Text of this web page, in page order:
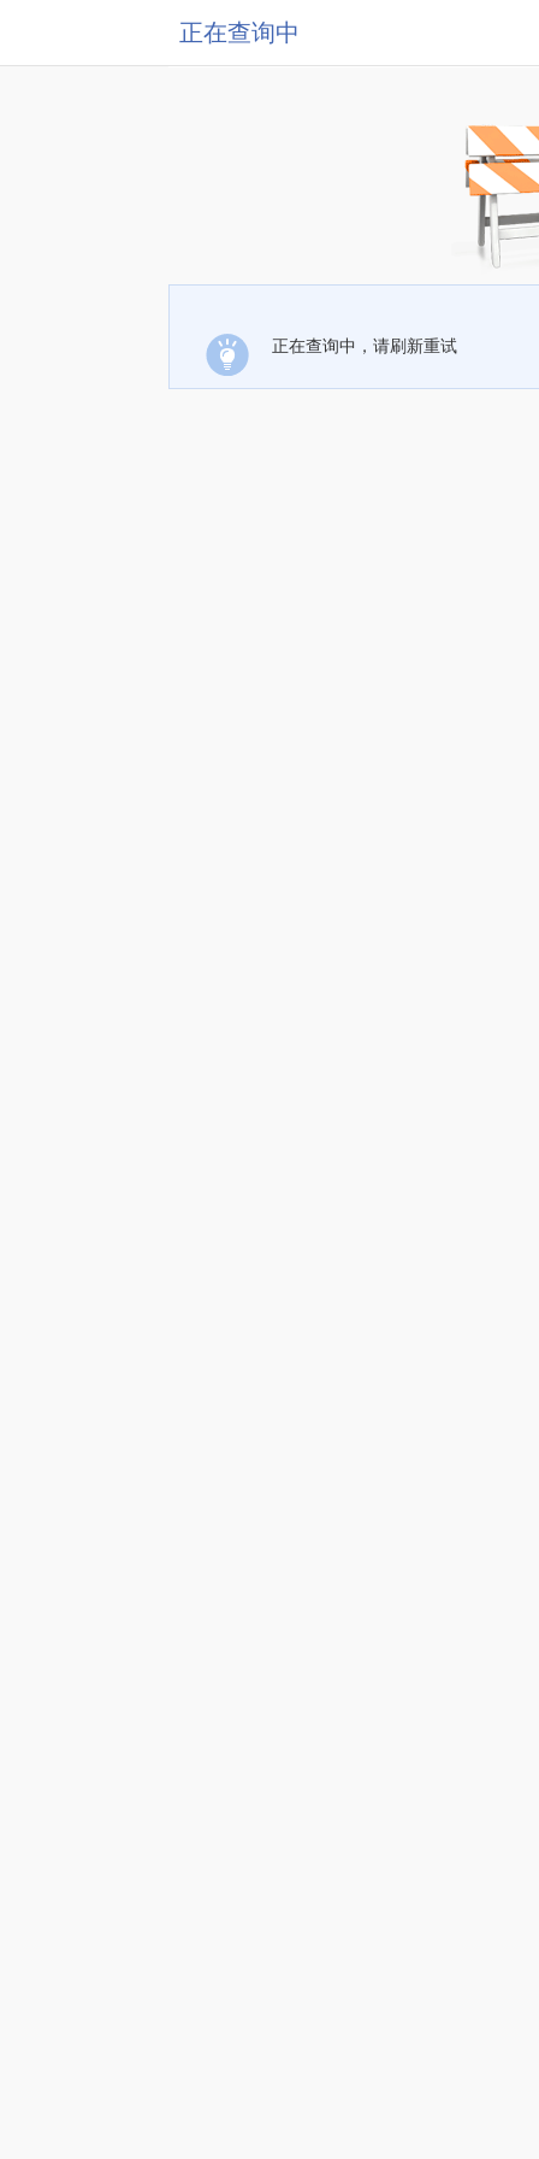
正在查询中
正在查询中，请刷新重试